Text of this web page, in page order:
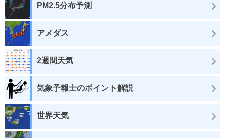
PM2.5分布予測
アメダス
2週間天気
気象予報士のポイント解説
世界天気